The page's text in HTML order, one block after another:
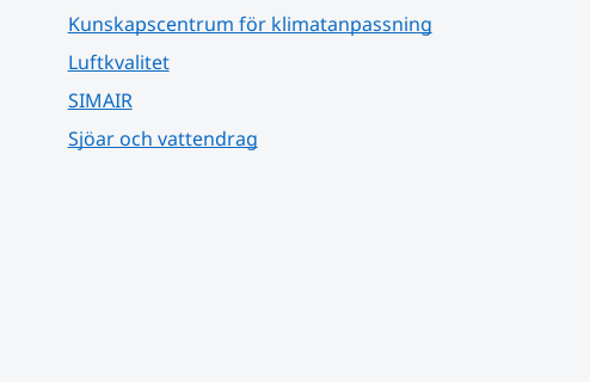
Kunskapscentrum för klimatanpassning
Luftkvalitet
SIMAIR
Sjöar och vattendrag